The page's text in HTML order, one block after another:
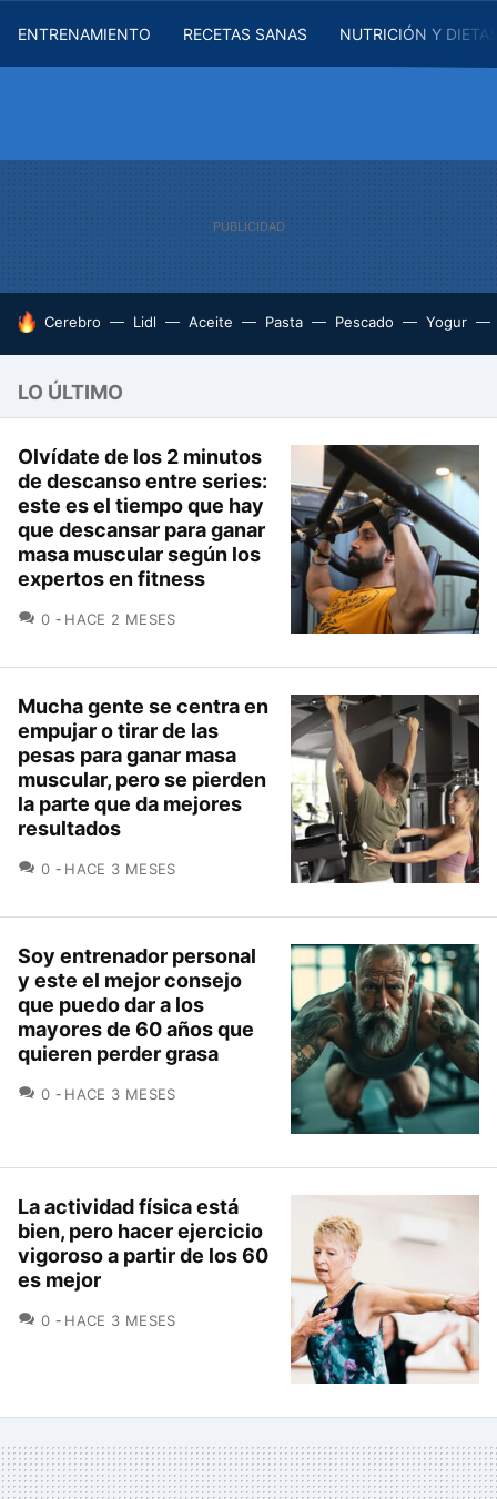
ENTRENAMIENTO RECETAS SANAS NUTRICIÓN Y
HOY SE HABLA DE
Cerebro Lidl Aceite Pasta Pescado Yogur
LO ÚLTIMO
Olvídate de los 2 minutos
de descanso entre series:
este es el tiempo que hay
que descansar para ganar
masa muscular según los
expertos en fitness
0 COMENTARIOS
HACE 2 MESES
Mucha gente se centra en
empujar o tirar de las
pesas para ganar masa
muscular, pero se pierden
la parte que da mejores
resultados
0 COMENTARIOS
HACE 3 MESES
Soy entrenador personal
y este el mejor consejo
que puedo dar a los
mayores de 60 años que
quieren perder grasa
0 COMENTARIOS
HACE 3 MESES
La actividad física está
bien, pero hacer ejercicio
vigoroso a partir de los 60
es mejor
0 COMENTARIOS
HACE 3 MESES